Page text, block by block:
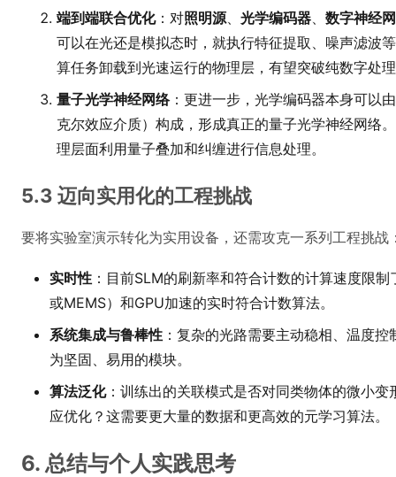
端到端联合优化：对照明源、 光学编码器、 数字神经
可以在光还是模拟态时，就执行特征提取、噪声滤波
算任务卸载到光速运行的物理层，有望突破纯数字处
量子光学神经网络：更进一步，光学编码器本身可以
克尔效应介质）构成，形成真正的量子光学神经网络
理层面利用量子叠加和纠缠进行信息处理。
5.3 迈向实用化的工程挑战
要将实验室演示转化为实用设备，还需攻克一系列工程挑战
实时性 ：目前SLM的刷新率和符合计数的计算速度限
或MEMS）和GPU加速的实时符合计数算法。
系统集成与鲁棒性 ：复杂的光路需要主动稳相、温度
为坚固、易用的模块。
算法泛化：训练出的关联模式是否对同类物体的微小
应优化？这需要更大量的数据和更高效的元学习算法。
6. 总结与个人实践思考